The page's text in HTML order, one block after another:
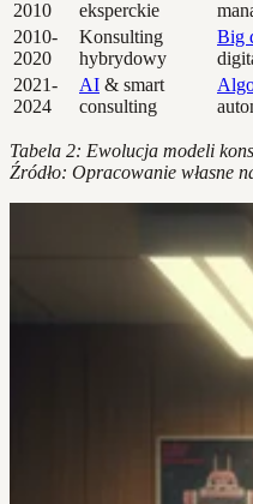
2010
eksperckie
2010-
2020
Konsulting
hybrydowy
Big
2021-
2024
AI & smart
consulting
Tabela 2: Ewolucja modeli
Źródło: Opracowanie własne